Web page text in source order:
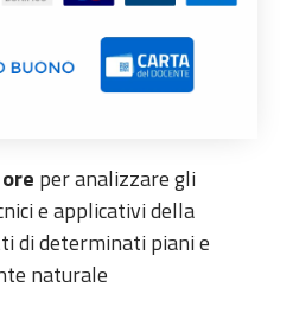
per analizzare gli
e applicativi della
di determinati piani e
naturale